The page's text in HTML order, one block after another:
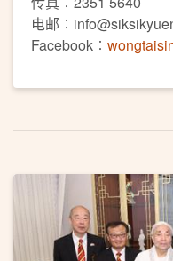
电邮
Facebook︰